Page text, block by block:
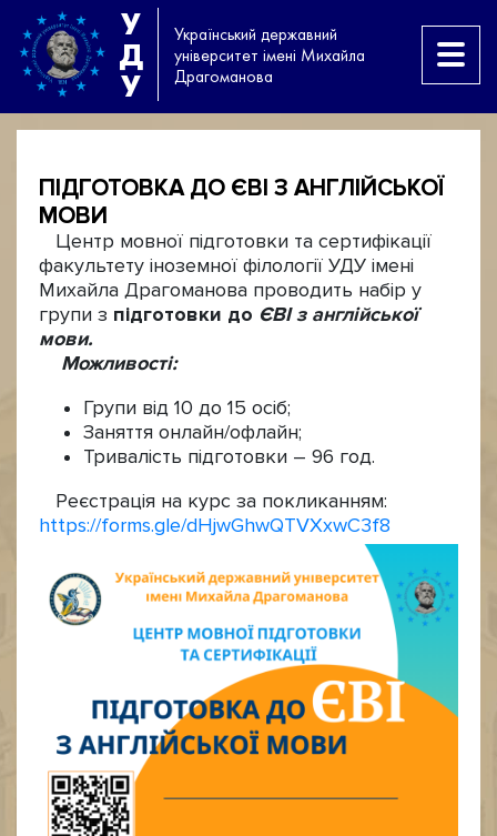
У
Д
У
Український державний
університет імені Михайла
Драгоманова
ПІДГОТОВКА ДО ЄВІ З АНГЛІЙСЬКОЇ
МОВИ
Центр мовної підготовки та сертифікації
факультету іноземної філології УДУ імені
Михайла Драгоманова проводить набір у
групи з підготовки до ЄВІ з англійської
мови.
Можливості:
Групи від 10 до 15 осіб;
Заняття онлайн/офлайн;
Тривалість підготовки – 96 год.
Реєстрація на курс за покликанням:
https://forms.gle/dHjwGhwQTVXxwC3f8